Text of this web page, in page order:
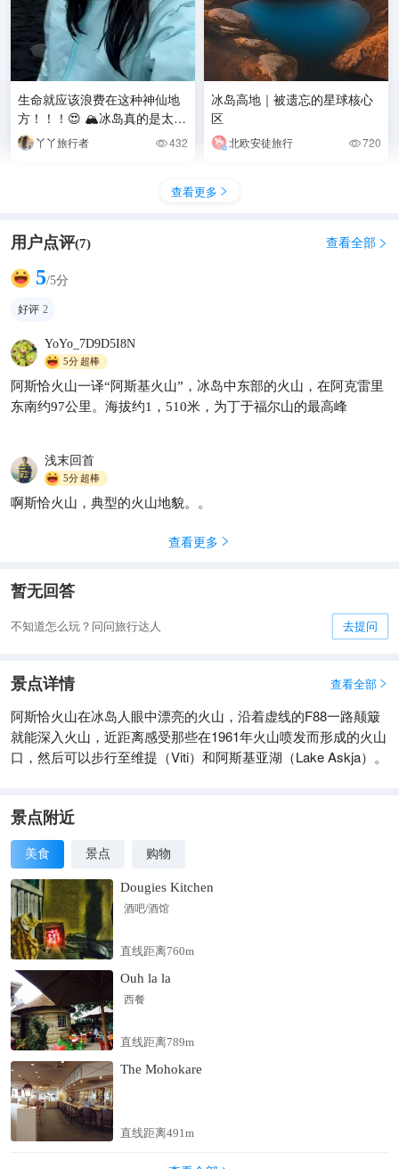
生命就应该浪费在这种神仙地
方！！！😍 🏔️冰岛真的是太绝
了！！！ 冰川、火山、极光...
每一帧都美
丫丫旅行者 432
冰岛火山地热攻略💥 | 地球上
冰岛高地｜被遗忘的星球核心
区
北欧安徒旅行 720
查看更多 
用户点评(7) 查看全部 
5/5分
好评 2
YoYo_7D9D5I8N
5分超棒
阿斯恰火山一译“阿斯基火山”，冰岛中东部的火山，在阿克雷里
东南约97公里。海拔约1，510米，为丁于福尔山的最高峰
浅末回首
5分超棒
啊斯恰火山，典型的火山地貌。。
查看更多 
暂无回答
不知道怎么玩？问问旅行达人 去提问
景点详情 查看全部 
阿斯恰火山在冰岛人眼中漂亮的火山，沿着虚线的F88一路颠簸
就能深入火山，近距离感受那些在1961年火山喷发而形成的火山
口，然后可以步行至维提（Viti）和阿斯基亚湖（Lake Askja）。
景点附近
美食 景点 购物
Dougies Kitchen
酒吧/酒馆
直线距离760m
Ouh la la
西餐
直线距离789m
The Mohokare
直线距离491m